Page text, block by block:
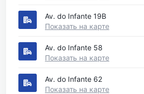
Av. do Infante 19B
Показать на карте
Av. do Infante 58
Показать на карте
Av. do Infante 62
Показать на карте